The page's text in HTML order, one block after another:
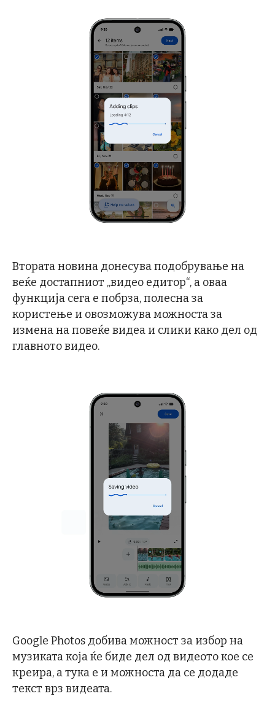
Втората новина донесува подобрување на
веќе достапниот „видео едитор“, а оваа
функција сега е побрза, полесна за
користење и овозможува можноста за
измена на повеќе видеа и слики како дел од
главното видео.
Google Photos добива можност за избор на
музиката која ќе биде дел од видеото кое се
креира, а тука е и можноста да се додаде
текст врз видеата.